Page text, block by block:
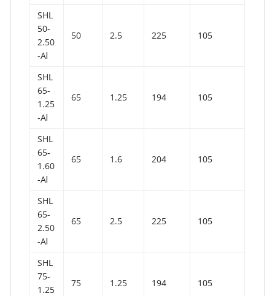
SHL
50-
2.50
-AⅠ
50 2.5 225 105
SHL
65-
1.25
-AⅠ
65 1.25 194 105
SHL
65-
1.60
-AⅠ
65 1.6 204 105
SHL
65-
2.50
-AⅠ
65 2.5 225 105
SHL
75-
1.25
75 1.25 194 105